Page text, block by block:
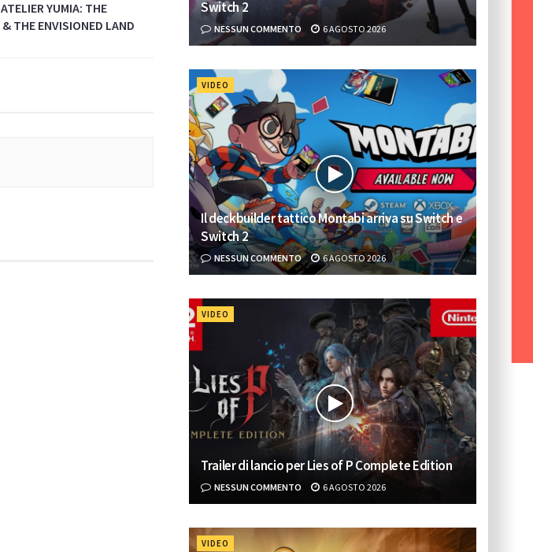
YUMIA: THE
THE ENVISIONED LAND
Switch 2
NESSUN COMMENTO 6 AGOSTO 2026
VIDEO
Il deckbuilder tattico Montabi arriva su Switch e
Switch 2
NESSUN COMMENTO 6 AGOSTO 2026
VIDEO
Trailer di lancio per Lies of P Complete Edition
NESSUN COMMENTO 6 AGOSTO 2026
VIDEO